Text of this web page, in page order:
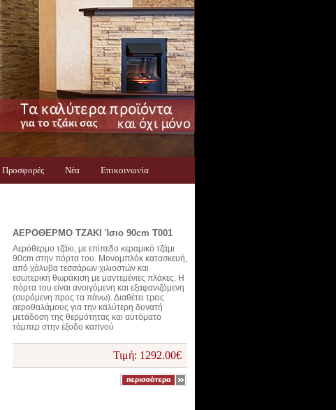
Προσφορές Νέα Επικοινωνία
ΑΕΡΟΘΕΡΜΟ ΤΖΑΚΙ Ίσιο 90cm Τ001
Αερόθερμο τζάκι, με επίπεδο κεραμικό τζάμι
90cm στην πόρτα του. Μονομπλόκ κατασκευή,
από χάλυβα τεσσάρων χιλιοστών και
εσωτερική θωράκιση με μαντεμένιες πλάκες. Η
πόρτα του είναι ανοιγόμενη και εξαφανιζόμενη
(συρόμενη προς τα πάνω). Διαθέτει τρεις
αεροθαλάμους για την καλύτερη δυνατή
μετάδοση της θερμότητας και αυτόματο
τάμπερ στην έξοδο καπνού
Τιμή: 1292.00€